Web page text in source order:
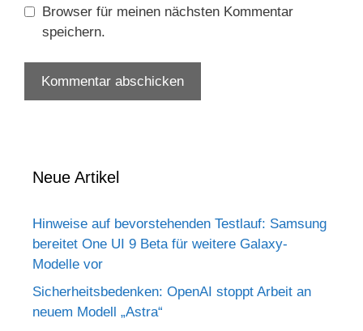
Browser für meinen nächsten Kommentar
speichern.
Neue Artikel
Hinweise auf bevorstehenden Testlauf: Samsung
bereitet One UI 9 Beta für weitere Galaxy-
Modelle vor
Sicherheitsbedenken: OpenAI stoppt Arbeit an
neuem Modell „Astra“